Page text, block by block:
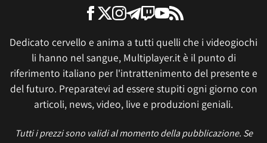
Dedicato cervello e anima a tutti quelli che i videogiochi
li hanno nel sangue, Multiplayer.it è il punto di
riferimento italiano per l'intrattenimento del presente e
del futuro. Preparatevi ad essere stupiti ogni giorno con
articoli, news, video, live e produzioni geniali.
Tutti i prezzi sono validi al momento della pubblicazione. Se